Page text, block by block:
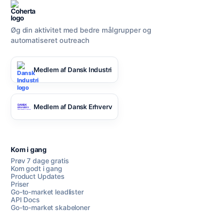
Øg din aktivitet med bedre målgrupper og
automatiseret outreach
Medlem af Dansk Industri
Medlem af Dansk Erhverv
Kom i gang
Prøv 7 dage gratis
Kom godt i gang
Product Updates
Priser
Go-to-market leadlister
API Docs
Go-to-market skabeloner